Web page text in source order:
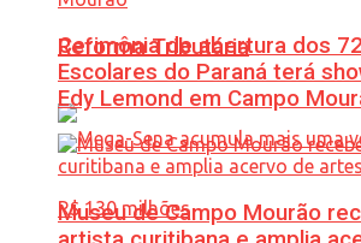
Reforma Tributária
Cerimônia de abertura dos
Escolares do Paraná terá
Edy Lemond em Campo
Museu de Campo Mourão